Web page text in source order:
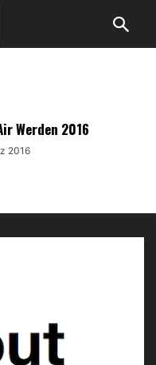
Werden 2016
2016